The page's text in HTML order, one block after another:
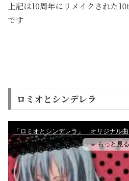
上記は10周年にリメイクされた
です
ロミオとシンデレラ